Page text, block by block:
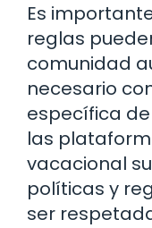
Es
reglas
comunidad
necesario
específica
las
vacacional
políticas y
ser